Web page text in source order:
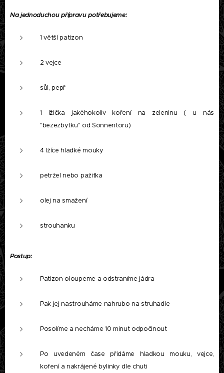
Na jednoduchou přípravu potřebujeme:
1 větší patizon
2 vejce
sůl, pepř
1 lžička jakéhokoliv koření na zeleninu ( u nás
"bezezbytku" od Sonnentoru)
4 lžíce hladké mouky
petržel nebo pažitka
olej na smažení
strouhanku
Postup:
Patizon oloupeme a odstraníme jádra
Pak jej nastrouháme nahrubo na struhadle
Posolíme a necháme 10 minut odpočinout
Po uvedeném čase přidáme hladkou mouku, vejce,
koření a nakrájené bylinky dle chuti